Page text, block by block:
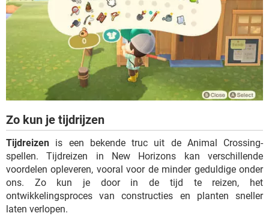
Zo kun je tijdrijzen
Tijdreizen is een bekende truc uit de Animal Crossing-
spellen. Tijdreizen in New Horizons kan verschillende
voordelen opleveren, vooral voor de minder geduldige onder
ons. Zo kun je door in de tijd te reizen, het
ontwikkelingsproces van constructies en planten sneller
laten verlopen.